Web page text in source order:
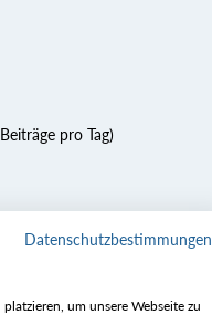
pro Tag)
Datenschutzbestimmungen
um unsere Webseite zu